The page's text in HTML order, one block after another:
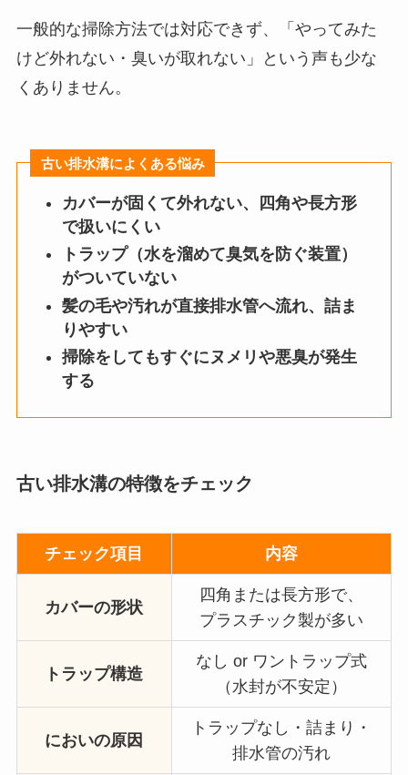
一般的な掃除方法では対応できず、「やってみた
けど外れない・臭いが取れない」という声も少な
くありません。
古い排水溝によくある悩み
カバーが固くて外れない、四角や長方形
で扱いにくい
トラップ（水を溜めて臭気を防ぐ装置）
がついていない
髪の毛や汚れが直接排水管へ流れ、詰ま
りやすい
掃除をしてもすぐにヌメリや悪臭が発生
する
古い排水溝の特徴をチェック
チェック項目 内容
カバーの形状
四角または長方形で、
プラスチック製が多い
トラップ構造
なし or ワントラップ式
（水封が不安定）
においの原因
トラップなし・詰まり・
排水管の汚れ